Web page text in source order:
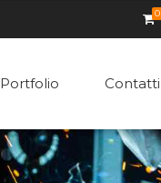
0
Portfolio Contatti